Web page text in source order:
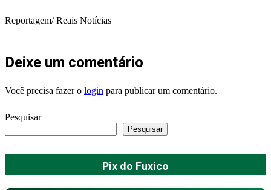
Reportagem/ Reais Notícias
Deixe um comentário
Você precisa fazer o login para publicar um comentário.
Pesquisar
Pesquisar
Pix do Fuxico